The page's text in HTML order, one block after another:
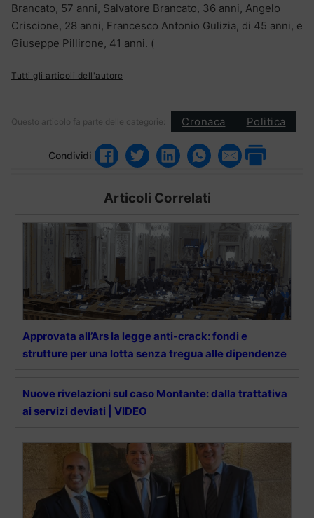
Brancato, 57 anni, Salvatore Brancato, 36 anni, Angelo
Criscione, 28 anni, Francesco Antonio Gulizia, di 45 anni, e
Giuseppe Pillirone, 41 anni. (
Tutti gli articoli dell'autore
Questo articolo fa parte delle categorie: Cronaca Politica
Condividi
Articoli Correlati
Approvata all’Ars la legge anti-crack: fondi e
strutture per una lotta senza tregua alle dipendenze
Nuove rivelazioni sul caso Montante: dalla trattativa
ai servizi deviati | VIDEO